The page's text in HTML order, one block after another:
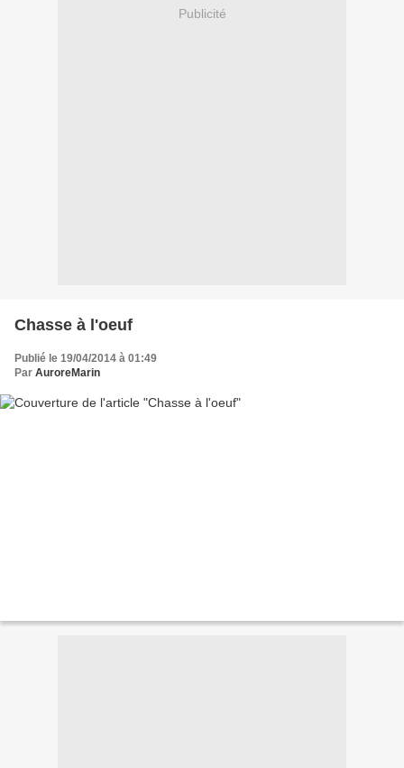
Publicité
Chasse à l'oeuf
Publié le 19/04/2014 à 01:49
Par AuroreMarin